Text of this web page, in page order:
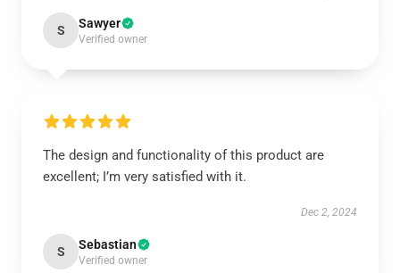
S Sawyer
Verified owner
The design and functionality of this product are
excellent; I’m very satisfied with it.
Dec 2, 2024
S Sebastian
Verified owner